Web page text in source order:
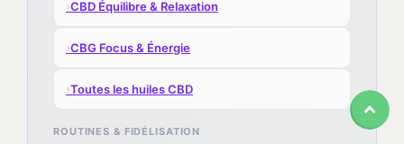
›CBD Équilibre & Relaxation
›CBG Focus & Énergie
›Toutes les huiles CBD
ROUTINES & FIDÉLISATION